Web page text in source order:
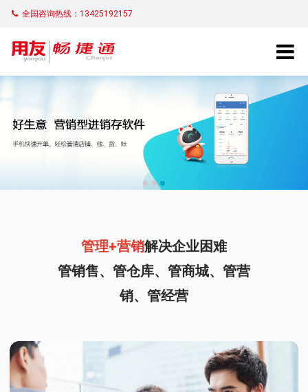
全国咨询热线：13425192157
管理+营销解决企业困难
管销售、管仓库、管商城、管营
销、管经营